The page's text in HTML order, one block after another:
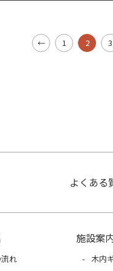
← 1 2 3
よくある
れ
施設案
木内